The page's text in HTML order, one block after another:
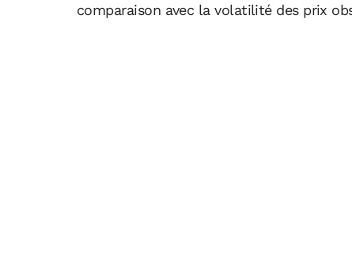
comparaison avec la volatilité des prix